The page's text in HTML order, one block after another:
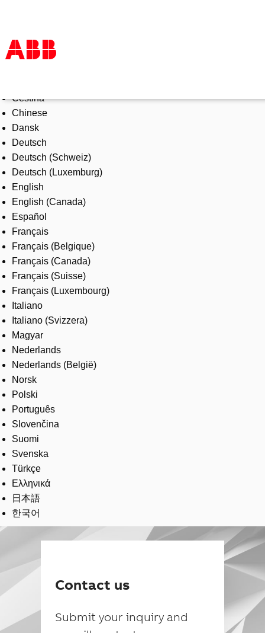
Products & Solutions
Industries
Services
About us
Where to buy
Contact us
Careers
Čeština
Chinese
Dansk
Deutsch
Deutsch (Schweiz)
Deutsch (Luxemburg)
English
English (Canada)
Español
Français
Français (Belgique)
Français (Canada)
Français (Suisse)
Français (Luxembourg)
Italiano
Italiano (Svizzera)
Magyar
Nederlands
Nederlands (België)
Norsk
Polski
Português
Slovenčina
Suomi
Svenska
Türkçe
Ελληνικά
日本語
한국어
Contact us
Submit your inquiry and